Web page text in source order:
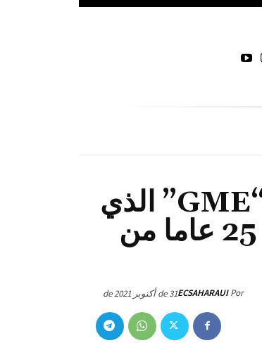
الجزائر تُغلق خط أنابيب الغاز “GME” الذي
يزود أوروبا عبر المغرب، بعد 25 عاما من
Por
ECSAHARAUI31 de أكتوبر de 2021